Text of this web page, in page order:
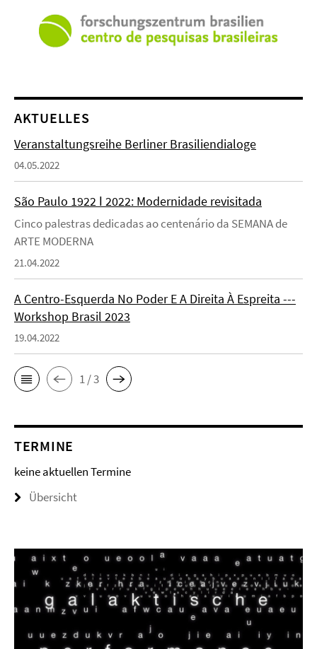
AKTUELLES
Veranstaltungsreihe Berliner Brasiliendialoge
04.05.2022
São Paulo 1922 ǀ 2022: Modernidade revisitada
Cinco palestras dedicadas ao centenário da SEMANA de
ARTE MODERNA
21.04.2022
A Centro-Esquerda No Poder E A Direita À Espreita ---
Workshop Brasil 2023
19.04.2022
1 / 3
TERMINE
keine aktuellen Termine
Übersicht